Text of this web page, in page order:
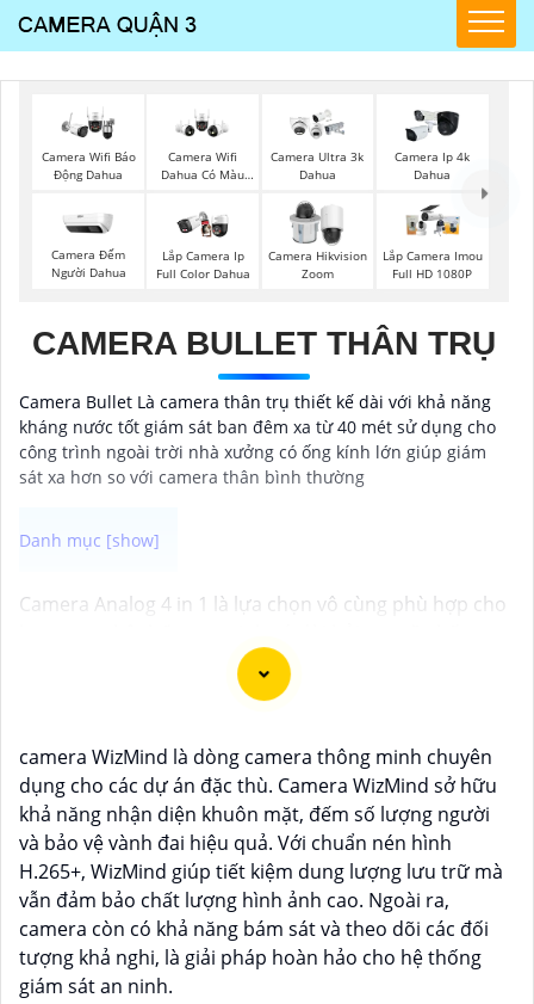
Camera Wifi Báo
Động Dahua
Camera Wifi
Dahua Có Màu
Camera Ultra 3k
Dahua
Camera Ip 4k
Dahua
Camera Đếm
Người Dahua
Lắp Camera Ip
Full Color Dahua
Camera Hikvision
Zoom
Lắp Camera Imou
Full HD 1080P
CAMERA BULLET THÂN TRỤ
Camera Bullet Là camera thân trụ thiết kế dài với khả năng
kháng nước tốt giám sát ban đêm xa từ 40 mét sử dụng cho
công trình ngoài trời nhà xưởng có ống kính lớn giúp giám
sát xa hơn so với camera thân bình thường
Camera Analog 4 in 1 là lựa chọn vô cùng phù hợp cho
lượng hình ảnh và độ ổn định cao. Với công nghệ 4 in
1, camera này có khả năng tương thích với nhiều hệ
tiết kiệm chi phí nâng cấp và cài đặt. Sau đây là một số
camera quan sát chất lượng dành cho bạn tham khảo.
camera WizMind là dòng camera thông minh chuyên
dụng cho các dự án đặc thù. Camera WizMind sở hữu
khả năng nhận diện khuôn mặt, đếm số lượng người
và bảo vệ vành đai hiệu quả. Với chuẩn nén hình
H.265+, WizMind giúp tiết kiệm dung lượng lưu trữ mà
vẫn đảm bảo chất lượng hình ảnh cao. Ngoài ra,
camera còn có khả năng bám sát và theo dõi các đối
tượng khả nghi, là giải pháp hoàn hảo cho hệ thống
giám sát an ninh.